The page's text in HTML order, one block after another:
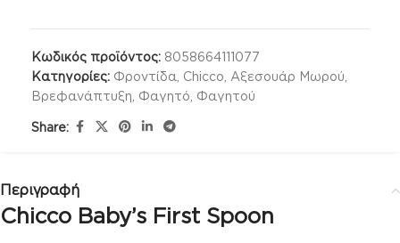
Κωδικός προϊόντος: 8058664111077
Κατηγορίες: Φροντίδα, Chicco, Αξεσουάρ Μωρού,
Βρεφανάπτυξη, Φαγητό, Φαγητού
Share:
Περιγραφή
Chicco Baby’s First Spoon